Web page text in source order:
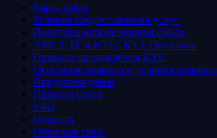
Карта сайта
Условия предоставления услуг
Политика использования coоkie
AML/CTF и KYC, KYT Политика
Правила прохождения KYC
Основные правила и условия возврата
Предупреждение
Правила сайта
FAQ
Новости
Обратная связь